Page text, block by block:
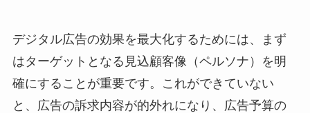
デジタル広告の効果を最大化するためには、まず
はターゲットとなる見込顧客像（ペルソナ）を明
確にすることが重要です。これができていない
と、広告の訴求内容が的外れになり、広告予算の